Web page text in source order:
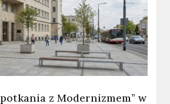
z Modernizmem” w